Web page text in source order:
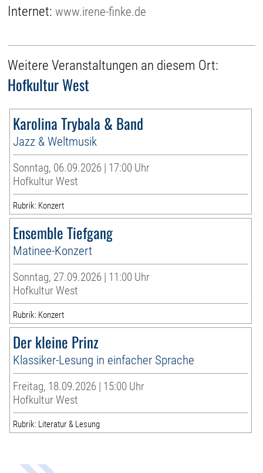
Internet:www.irene-finke.de
Weitere Veranstaltungen an diesem Ort:
Hofkultur West
Karolina Trybala & Band
Jazz & Weltmusik
Sonntag, 06.09.2026 | 17:00 Uhr
Hofkultur West
Rubrik: Konzert
Ensemble Tiefgang
Matinee-Konzert
Sonntag, 27.09.2026 | 11:00 Uhr
Hofkultur West
Rubrik: Konzert
Der kleine Prinz
Klassiker-Lesung in einfacher Sprache
Freitag, 18.09.2026 | 15:00 Uhr
Hofkultur West
Rubrik: Literatur & Lesung